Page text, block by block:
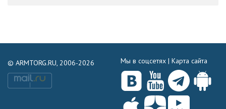
© ARMTORG.RU, 2006-2026 Мы в соцсетях | Карта сайта